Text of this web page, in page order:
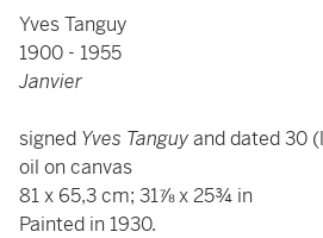
Yves Tanguy
1900 - 1955
Janvier
signed Yves Tanguyand dated 30
oil on canvas
81 x 65,3 cm; 31⅞ x 25¾ in
Painted in 1930.